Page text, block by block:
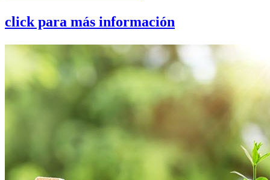
click para más información